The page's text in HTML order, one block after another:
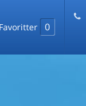
Favoritter 0